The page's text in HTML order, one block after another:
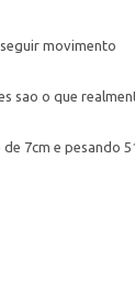
movimento
sao o que
7cm e pesando